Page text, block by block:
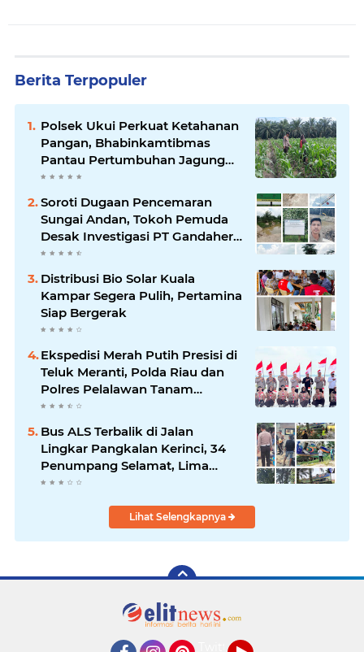
Berita Terpopuler
Polsek Ukui Perkuat Ketahanan
Pangan, Bhabinkamtibmas
Pantau Pertumbuhan Jagung
Petani di Desa Air Hitam
Soroti Dugaan Pencemaran
Sungai Andan, Tokoh Pemuda
Desak Investigasi PT Gandahera
Hendana
Distribusi Bio Solar Kuala
Kampar Segera Pulih, Pertamina
Siap Bergerak
Ekspedisi Merah Putih Presisi di
Teluk Meranti, Polda Riau dan
Polres Pelalawan Tanam
Mangrove Demi Negeri
Bus ALS Terbalik di Jalan
Lingkar Pangkalan Kerinci, 34
Penumpang Selamat, Lima
Alami Luka Ringan
Lihat Selengkapnya
Twitter